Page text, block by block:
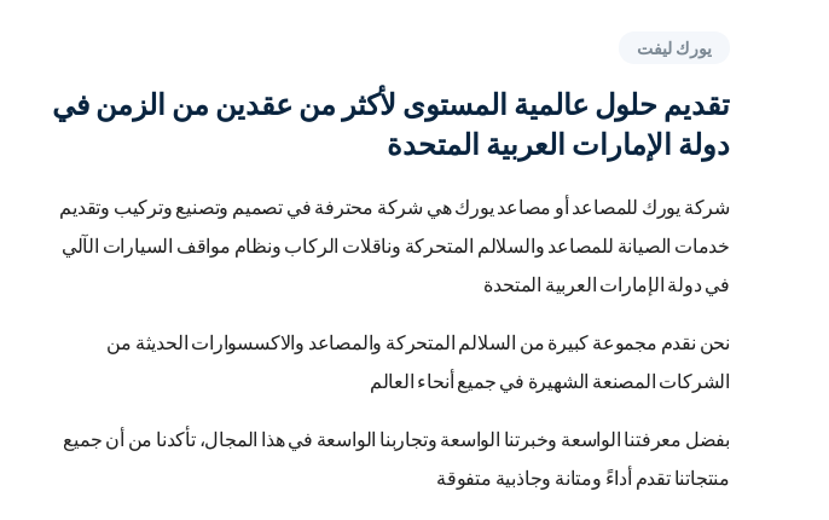
يورك ليفت
تقديم حلول عالمية المستوى لأكثر من عقدين من الزمن في
دولة الإمارات العربية المتحدة
شركة يورك للمصاعد أو مصاعد يورك هي شركة محترفة في تصميم وتصنيع وتركيب وتقديم
خدمات الصيانة للمصاعد والسلالم المتحركة وناقلات الركاب ونظام مواقف السيارات الآلي
في دولة الإمارات العربية المتحدة
نحن نقدم مجموعة كبيرة من السلالم المتحركة والمصاعد والاكسسوارات الحديثة من
الشركات المصنعة الشهيرة في جميع أنحاء العالم
بفضل معرفتنا الواسعة وخبرتنا الواسعة وتجاربنا الواسعة في هذا المجال، تأكدنا من أن جميع
منتجاتنا تقدم أداءً ومتانة وجاذبية متفوقة